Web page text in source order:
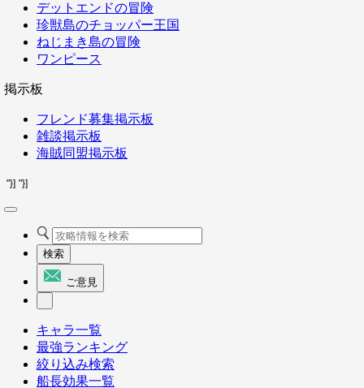
デットエンドの冒険
珍獣島のチョッパー王国
ねじまき島の冒険
ワンピース
掲示板
フレンド募集掲示板
雑談掲示板
海賊同盟掲示板
"}] "}]
検索
ご意見
キャラ一覧
最強ランキング
絞り込み検索
船長効果一覧